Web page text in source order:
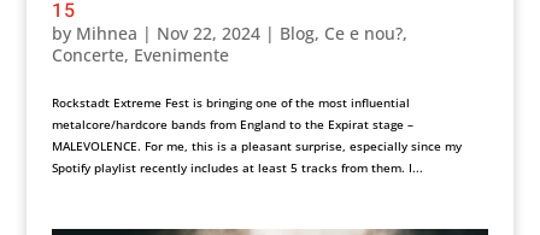
15
by Mihnea | Nov 22, 2024| Blog, Ce e nou?,
Concerte, Evenimente
Rockstadt Extreme Fest is bringing one of the most influential
metalcore/hardcore bands from England to the Expirat stage –
MALEVOLENCE. For me, this is a pleasant surprise, especially since my
Spotify playlist recently includes at least 5 tracks from them. I...